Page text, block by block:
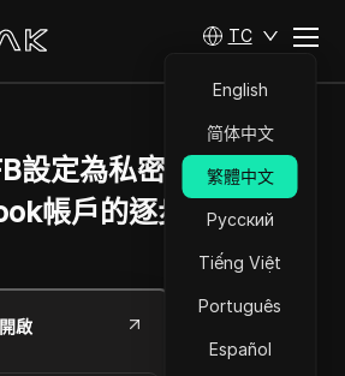
TC
English
简体中文
繁體中文
Русский
Tiếng Việt
Português
Español
設定為私密：保護
帳戶的逐步指南
啟
12 分鐘 閱讀